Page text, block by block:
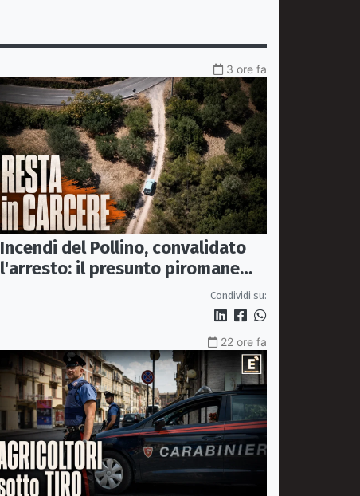
3 ore fa
Incendi del Pollino, convalidato
l'arresto: il presunto piromane
Condividi su:
22 ore fa